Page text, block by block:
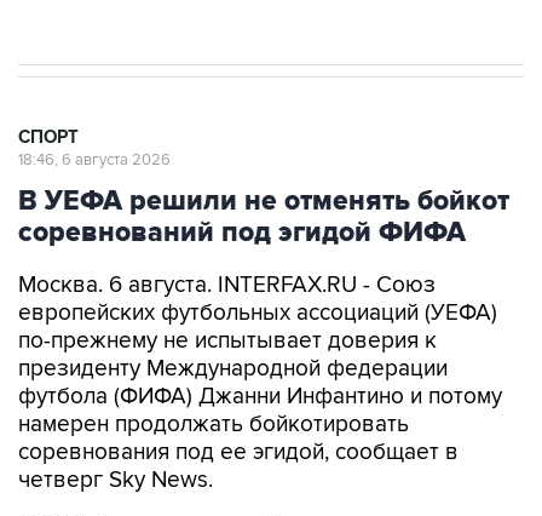
СПОРТ
18:46, 6 августа 2026
В УЕФА решили не отменять бойкот
соревнований под эгидой ФИФА
Москва. 6 августа. INTERFAX.RU - Союз
европейских футбольных ассоциаций (УЕФА)
по-прежнему не испытывает доверия к
президенту Международной федерации
футбола (ФИФА) Джанни Инфантино и потому
намерен продолжать бойкотировать
соревнования под ее эгидой, сообщает в
четверг Sky News.